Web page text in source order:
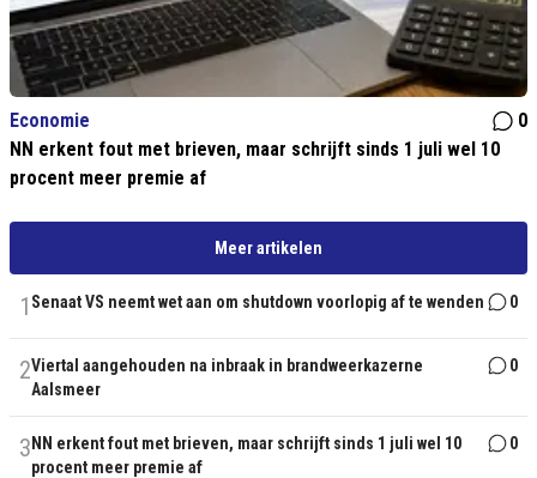
Economie
0
NN erkent fout met brieven, maar schrijft sinds 1 juli wel 10
procent meer premie af
Meer artikelen
1 Senaat VS neemt wet aan om shutdown voorlopig af te wenden 0
2Viertal aangehouden na inbraak in brandweerkazerne
Aalsmeer
0
3 NN erkent fout met brieven, maar schrijft sinds 1 juli wel 10
procent meer premie af
0